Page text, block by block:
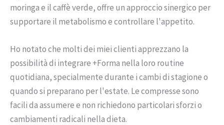
moringa e il caffè verde, offre un approccio sinergico per
supportare il metabolismo e controllare l'appetito.
Ho notato che molti dei miei clienti apprezzano la
possibilità di integrare +Forma nella loro routine
quotidiana, specialmente durante i cambi di stagione o
quando si preparano per l'estate. Le compresse sono
facili da assumere e non richiedono particolari sforzi o
cambiamenti radicali nella dieta.